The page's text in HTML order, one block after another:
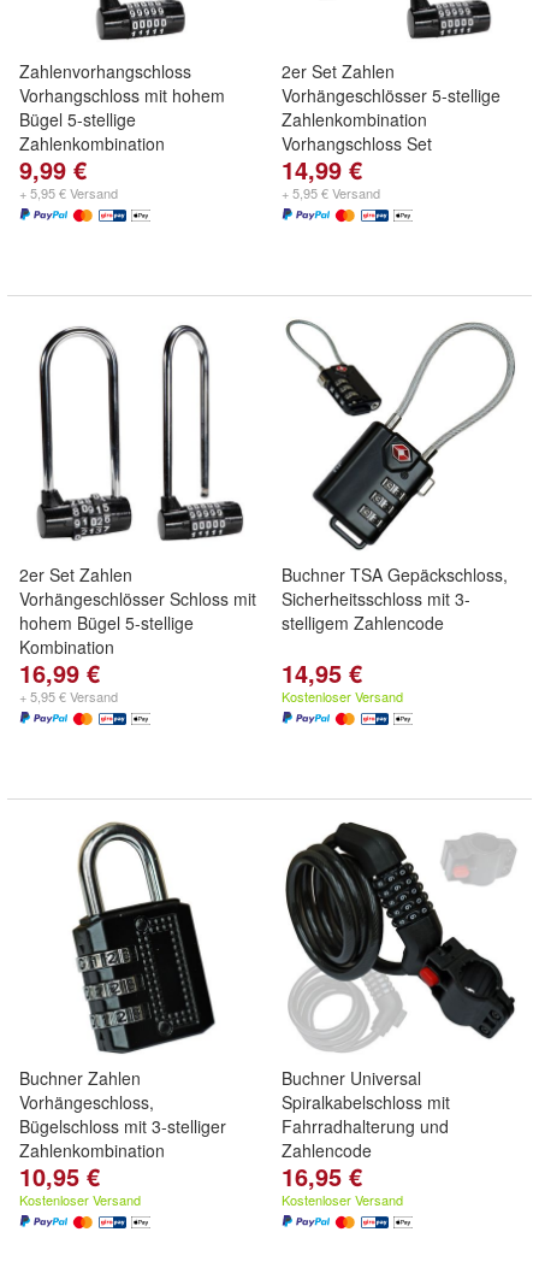
Zahlenvorhangschloss
Vorhangschloss mit hohem
Bügel 5-stellige
Zahlenkombination
9,99 €
+ 5,95 € Versand
2er Set Zahlen
Vorhängeschlösser 5-stellige
Zahlenkombination
Vorhangschloss Set
14,99 €
+ 5,95 € Versand
2er Set Zahlen
Vorhängeschlösser Schloss mit
hohem Bügel 5-stellige
Kombination
16,99 €
+ 5,95 € Versand
Buchner TSA Gepäckschloss,
Sicherheitsschloss mit 3-
stelligem Zahlencode
14,95 €
Kostenloser Versand
Buchner Zahlen
Vorhängeschloss,
Bügelschloss mit 3-stelliger
Zahlenkombination
10,95 €
Kostenloser Versand
Buchner Universal
Spiralkabelschloss mit
Fahrradhalterung und
Zahlencode
16,95 €
Kostenloser Versand